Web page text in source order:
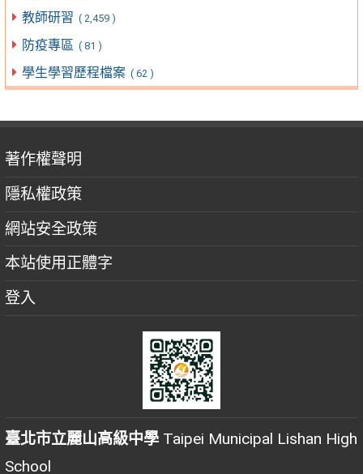
教師研習 ( 2,459 )
防疫專區 ( 81 )
學生學習歷程檔案 ( 62 )
著作權聲明
隱私權政策
網站安全政策
本站使用正體字
登入
臺北市立麗山高級中學 Taipei Municipal Lishan High
School